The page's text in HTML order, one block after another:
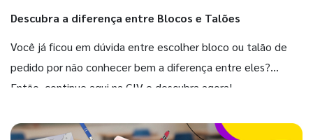
Descubra a diferença entre Blocos e Talões
Você já ficou em dúvida entre escolher bloco ou talão de
pedido por não conhecer bem a diferença entre eles?
Então, continue aqui na GIV e descubra agora!